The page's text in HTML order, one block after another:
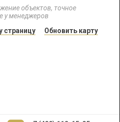
объектов, точное
у менеджеров
страницу
Обновить карту